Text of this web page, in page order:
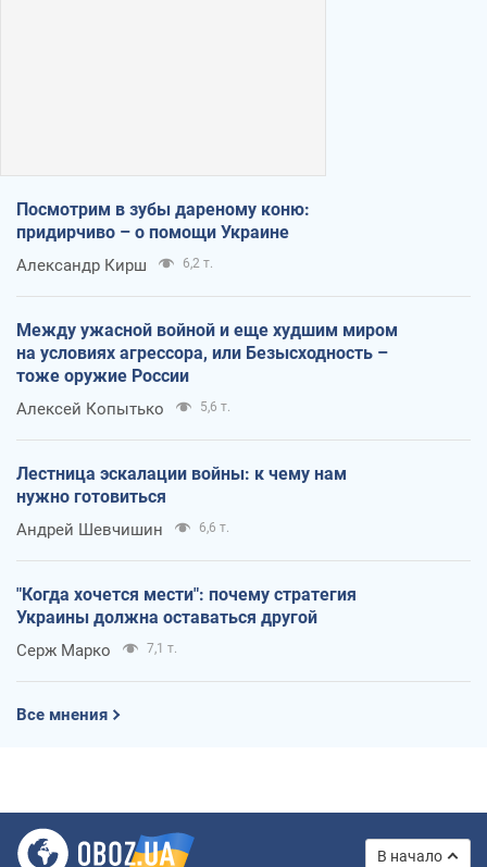
Посмотрим в зубы дареному коню:
придирчиво – о помощи Украине
Александр Кирш 6,2 т.
Между ужасной войной и еще худшим миром
на условиях агрессора, или Безысходность –
тоже оружие России
Алексей Копытько 5,6 т.
Лестница эскалации войны: к чему нам
нужно готовиться
Андрей Шевчишин 6,6 т.
"Когда хочется мести": почему стратегия
Украины должна оставаться другой
Серж Марко 7,1 т.
Все мнения
В начало